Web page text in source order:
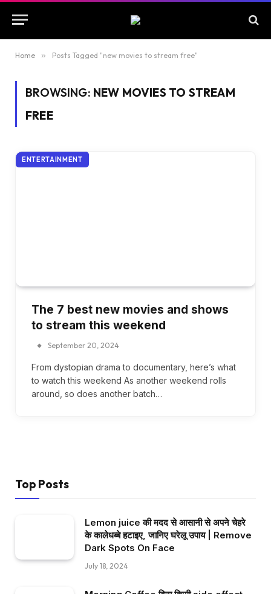
Home » Posts Tagged "new movies to stream free"
BROWSING: NEW MOVIES TO STREAM
FREE
ENTERTAINMENT
The 7 best new movies and shows
to stream this weekend
September 20, 2024
From dystopian drama to documentary, here’s what
to watch this weekend As another weekend rolls
around, so does another batch…
Top Posts
Lemon juice की मदद से आसानी से अपने चेहरे
के कालेधब्बे हटाइए, जानिए घरेलू उपाय | Remove
Dark Spots On Face
July 18, 2024